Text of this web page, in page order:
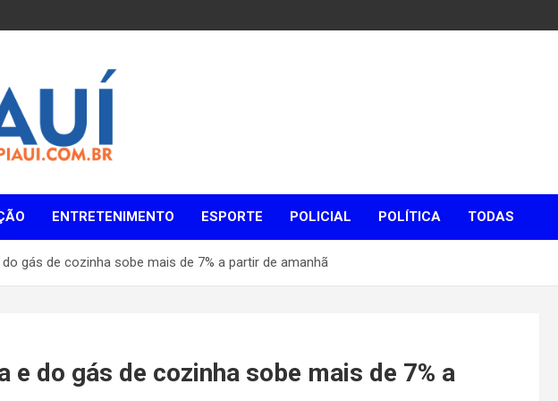
ENTRETENIMENTO ESPORTE POLICIAL POLÍTICA TODAS
gás de cozinha sobe mais de 7% a partir de amanhã
e do gás de cozinha sobe mais de 7% a